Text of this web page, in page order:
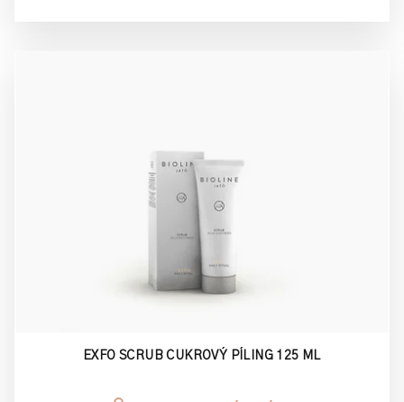
EXFO SCRUB CUKROVÝ PÍLING 125 ML